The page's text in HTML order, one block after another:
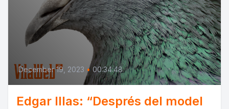
December 19, 2023 • 00:34:48
Edgar Illas: “Després del model